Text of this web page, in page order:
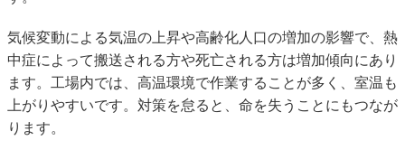
気候変動による気温の上昇や高齢化人口の増加の影響で、熱
中症によって搬送される方や死亡される方は増加傾向にあり
ます。工場内では、高温環境で作業することが多く、室温も
上がりやすいです。対策を怠ると、命を失うことにもつなが
ります。